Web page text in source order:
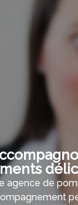
agence de